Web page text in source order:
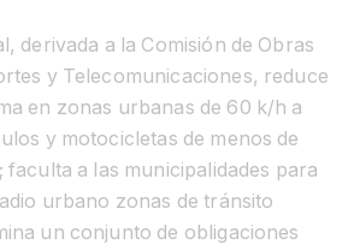
derivada a la Comisión de Obras
y Telecomunicaciones, reduce
en zonas urbanas de 60 k/h a
y motocicletas de menos de
a las municipalidades para
urbano zonas de tránsito
un conjunto de obligaciones